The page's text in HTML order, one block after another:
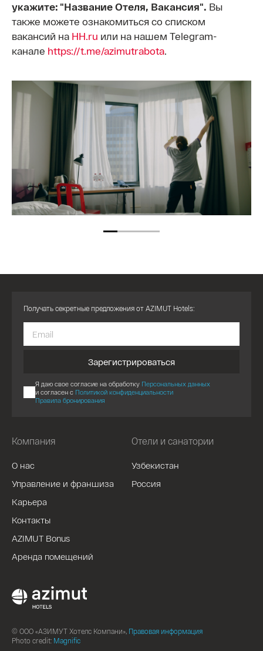
укажите: "Название Отеля, Вакансия". Вы
также можете ознакомиться со списком
вакансий на HH.ru или на нашем Telegram-
канале https://t.me/azimutrabota.
Компания
О нас
Управление и франшиза
Карьера
Контакты
AZIMUT Bonus
Аренда помещений
Отели и санатории
Узбекистан
Россия
Получать секретные предложения от AZIMUT Hotels:
Зарегистрироваться
Я даю свое согласие на обработку Персональных данных
и согласен с Политикой конфиденциальности
Правила бронирования
© ООО «АЗИМУТ Хотелс Компани», Правовая информация
Photo credit: Magnific